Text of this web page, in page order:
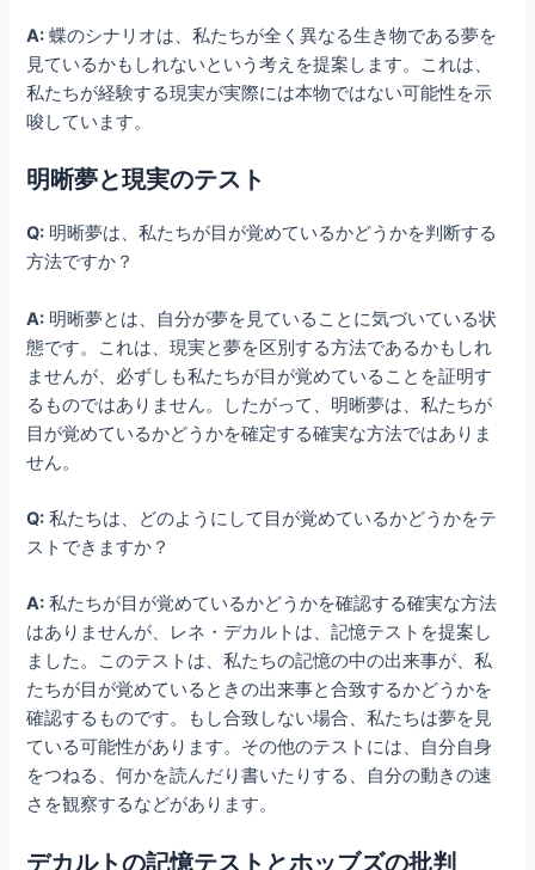
A: 蝶のシナリオは、私たちが全く異なる生き物である夢を
見ているかもしれないという考えを提案します。これは、
私たちが経験する現実が実際には本物ではない可能性を示
唆しています。
明晰夢と現実のテスト
Q: 明晰夢は、私たちが目が覚めているかどうかを判断する
方法ですか？
A: 明晰夢とは、自分が夢を見ていることに気づいている状
態です。これは、現実と夢を区別する方法であるかもしれ
ませんが、必ずしも私たちが目が覚めていることを証明す
るものではありません。したがって、明晰夢は、私たちが
目が覚めているかどうかを確定する確実な方法ではありま
せん。
Q: 私たちは、どのようにして目が覚めているかどうかをテ
ストできますか？
A: 私たちが目が覚めているかどうかを確認する確実な方法
はありませんが、レネ・デカルトは、記憶テストを提案し
ました。このテストは、私たちの記憶の中の出来事が、私
たちが目が覚めているときの出来事と合致するかどうかを
確認するものです。もし合致しない場合、私たちは夢を見
ている可能性があります。その他のテストには、自分自身
をつねる、何かを読んだり書いたりする、自分の動きの速
さを観察するなどがあります。
デカルトの記憶テストとホッブズの批判